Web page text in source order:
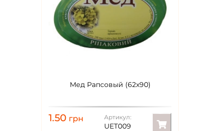
Мед Рапсовый (62х90)
1.50 грн Артикул:
UET009